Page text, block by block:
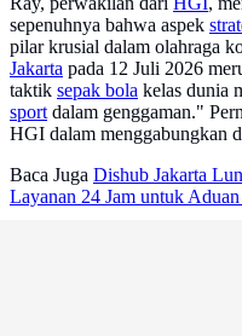
sepenuhnya bahwa aspek
pilar krusial dalam olahraga
Jakarta pada 12 Juli 2026
taktik sepak bola kelas dunia
sport dalam genggaman."
HGI dalam menggabungkan
Baca Juga Dishub Jakarta
Layanan 24 Jam untuk